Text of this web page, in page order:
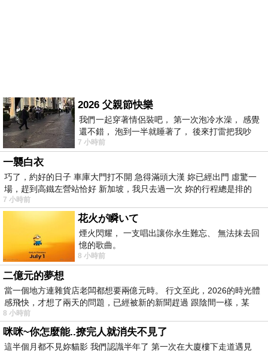
2026 父親節快樂
我們一起穿著情侶裝吧， 第一次泡冷水澡， 感覺
還不錯， 泡到一半就睡著了， 後來打雷把我吵
醒， 手
7 小時前
一襲白衣
巧了，約好的日子 車庫大門打不開 急得滿頭大漢 妳已經出門 虛驚一
場，趕到高鐵左營站恰好 新加坡，我只去過一次 妳的行程總是排的
7 小時前
花火が瞬いて
煙火閃耀， 一支唱出讓你永生難忘、 無法抹去回
憶的歌曲。
8 小時前
二億元的夢想
當一個地方連雜貨店老闆都想要兩億元時。 行文至此，2026的時光體
感飛快，才想了兩天的問題，已經被新的新聞趕過 跟陰間一樣，某
8 小時前
咪咪~你怎麼能..撩完人就消失不見了
這半個月都不見妳貓影 我們認識半年了 第一次在大廈樓下走道遇見